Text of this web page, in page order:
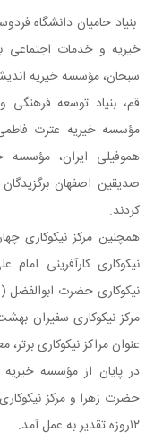
بنیاد حامیان دانشگاه
خیریه و خدمات اجتماعی
سبحان، مؤسسه خیریه
قم، بنیاد توسعه فرهنگی و
مؤسسه خیریه عترت
هموفیلی ایران، مؤسسه
صدیقین اصفهان
کردند.
همچنین مرکز نیکوکاری
نیکوکاری کارآفرینی
نیکوکاری حضرت
مرکز نیکوکاری سفیران
عنوان مراکز نیکوکاری
در پایان از مؤسسه
حضرت زهرا و مرکز
۱۲روزه تقدیر به عمل آمد.